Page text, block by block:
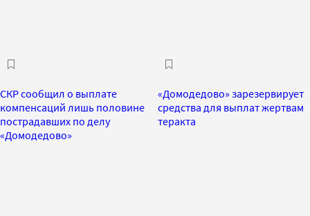
СКР сообщил о выплате
компенсаций лишь половине
пострадавших по делу
«Домодедово»
«Домодедово» зарезервирует
средства для выплат жертвам
теракта